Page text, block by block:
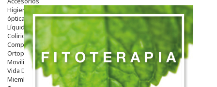
Higiene
óptica
Líquidos Lentillas
Colirios
Complementos Alimentarios.
Ortopedia - Accesorios
Movilidad
Vida Diaria
Miembro Superior